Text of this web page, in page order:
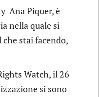
Ana Piquer, è
nella quale si
che stai facendo,
Watch, il 26
si sono